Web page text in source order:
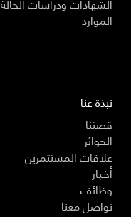
الموارد
نبذة عنا
قصتنا
الجوائز
علاقات المستثمرين
أخـبار
وظائف
تواصل معنا